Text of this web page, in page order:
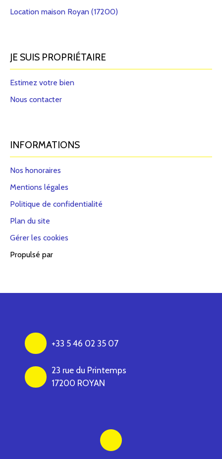
Location maison Royan (17200)
JE SUIS PROPRIÉTAIRE
Estimez votre bien
Nous contacter
INFORMATIONS
Nos honoraires
Mentions légales
Politique de confidentialité
Plan du site
Gérer les cookies
Propulsé par
+33 5 46 02 35 07
23 rue du Printemps
17200 ROYAN